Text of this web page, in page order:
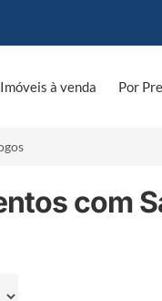
Imóveis à venda Por
com